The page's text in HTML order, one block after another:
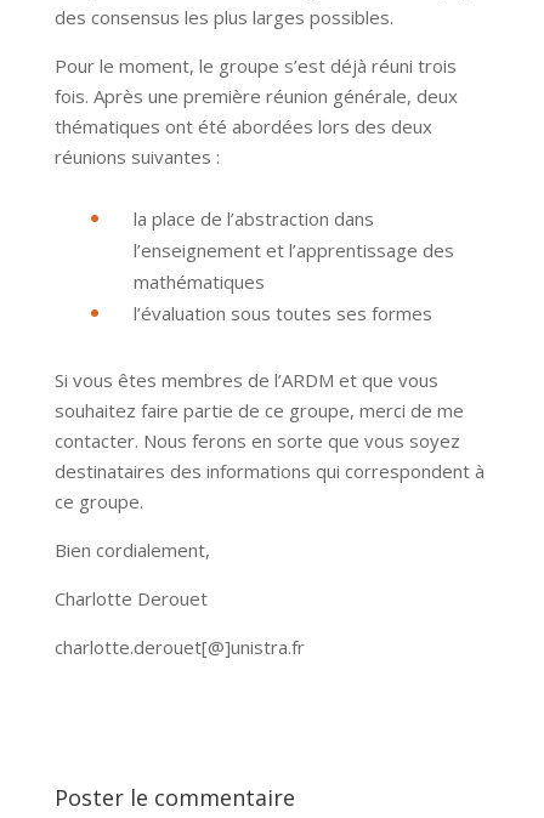
des consensus les plus larges possibles.
Pour le moment, le groupe s’est déjà réuni trois
fois. Après une première réunion générale, deux
thématiques ont été abordées lors des deux
réunions suivantes :
la place de l’abstraction dans
l’enseignement et l’apprentissage des
mathématiques
l’évaluation sous toutes ses formes
Si vous êtes membres de l’ARDM et que vous
souhaitez faire partie de ce groupe, merci de me
contacter. Nous ferons en sorte que vous soyez
destinataires des informations qui correspondent à
ce groupe.
Bien cordialement,
Charlotte Derouet
charlotte.derouet[@]unistra.fr
Poster le commentaire